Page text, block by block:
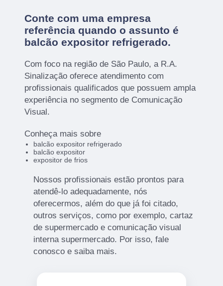
Conte com uma empresa
referência quando o assunto é
balcão expositor refrigerado.
Com foco na região de São Paulo, a R.A.
Sinalização oferece atendimento com
profissionais qualificados que possuem ampla
experiência no segmento de Comunicação
Visual.
Conheça mais sobre
balcão expositor refrigerado
balcão expositor
expositor de frios
Nossos profissionais estão prontos para
atendê-lo adequadamente, nós
oferecermos, além do que já foi citado,
outros serviços, como por exemplo, cartaz
de supermercado e comunicação visual
interna supermercado. Por isso, fale
conosco e saiba mais.